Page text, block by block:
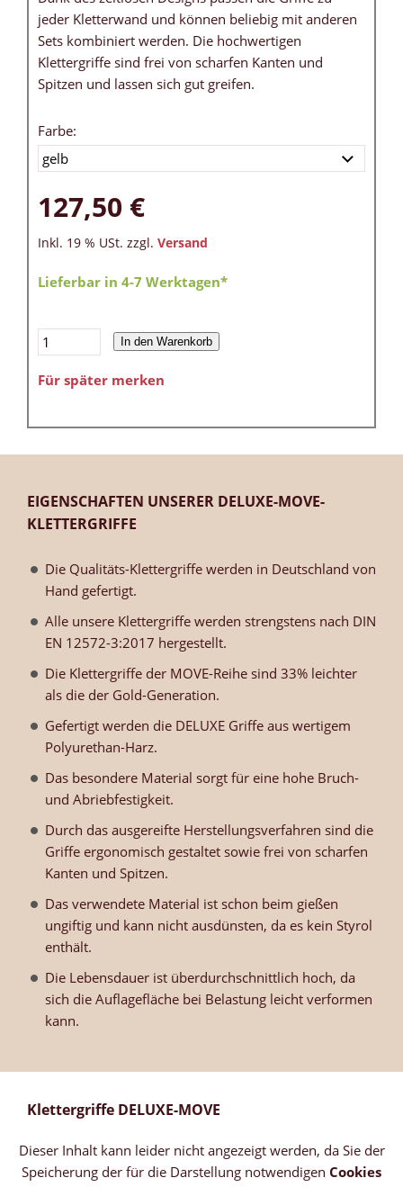
jeder Kletterwand und können beliebig mit anderen
Sets kombiniert werden. Die hochwertigen
Klettergriffe sind frei von scharfen Kanten und
Spitzen und lassen sich gut greifen.
Farbe:
127,50 €
Inkl. 19 % USt. zzgl. Versand
Lieferbar in 4-7 Werktagen*
In den Warenkorb
Für später merken
EIGENSCHAFTEN UNSERER DELUXE-MOVE-
KLETTERGRIFFE
Die Qualitäts-Klettergriffe werden in Deutschland von
Hand gefertigt.
Alle unsere Klettergriffe werden strengstens nach DIN
EN 12572-3:2017 hergestellt.
Die Klettergriffe der MOVE-Reihe sind 33% leichter
als die der Gold-Generation.
Gefertigt werden die DELUXE Griffe aus wertigem
Polyurethan-Harz.
Das besondere Material sorgt für eine hohe Bruch-
und Abriebfestigkeit.
Durch das ausgereifte Herstellungsverfahren sind die
Griffe ergonomisch gestaltet sowie frei von scharfen
Kanten und Spitzen.
Das verwendete Material ist schon beim gießen
ungiftig und kann nicht ausdünsten, da es kein Styrol
enthält.
Die Lebensdauer ist überdurchschnittlich hoch, da
sich die Auflagefläche bei Belastung leicht verformen
kann.
Klettergriffe DELUXE-MOVE
Dieser Inhalt kann leider nicht angezeigt werden, da Sie der
Speicherung der für die Darstellung notwendigen Cookies